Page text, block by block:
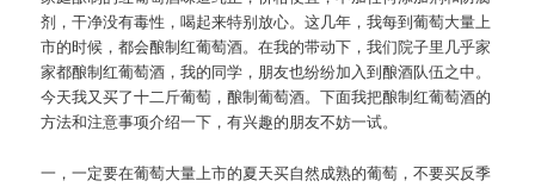
剂，干净没有毒性，喝起来特别放心。这几年，我每到葡萄大量上
市的时候，都会酿制红葡萄酒。在我的带动下，我们院子里几乎家
家都酿制红葡萄酒，我的同学，朋友也纷纷加入到酿酒队伍之中。
今天我又买了十二斤葡萄，酿制葡萄酒。下面我把酿制红葡萄酒的
方法和注意事项介绍一下，有兴趣的朋友不妨一试。
一，一定要在葡萄大量上市的夏天买自然成熟的葡萄，不要买反季